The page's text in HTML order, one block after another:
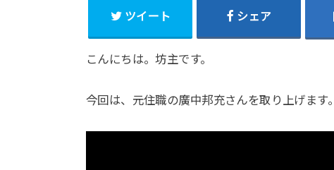
ツイート シェア
こんにちは。坊主です。
今回は、元住職の廣中邦充さんを取り上げます。